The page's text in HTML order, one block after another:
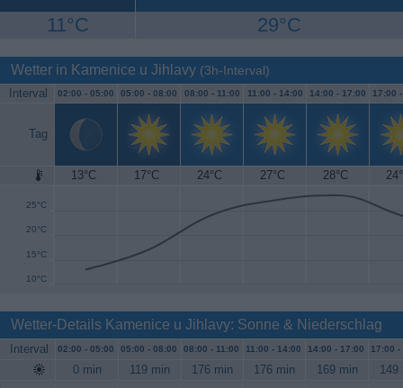
11°C 29°C
Wetter in Kamenice u Jihlavy (3h-Interval)
Interval 02:00 - 05:00 05:00 - 08:00 08:00 - 11:00 11:00 - 14:00 14:00 - 17:00 17:00
Tag
13°C 17°C 24°C 27°C 28°C
10°C
15°C
20°C
25°C
30°C
Wetter-Details Kamenice u Jihlavy: Sonne & Niederschlag
Interval 02:00 - 05:00 05:00 - 08:00 08:00 - 11:00 11:00 - 14:00 14:00 - 17:00 17:00 -
0 min 119 min 176 min 176 min 169 min 149